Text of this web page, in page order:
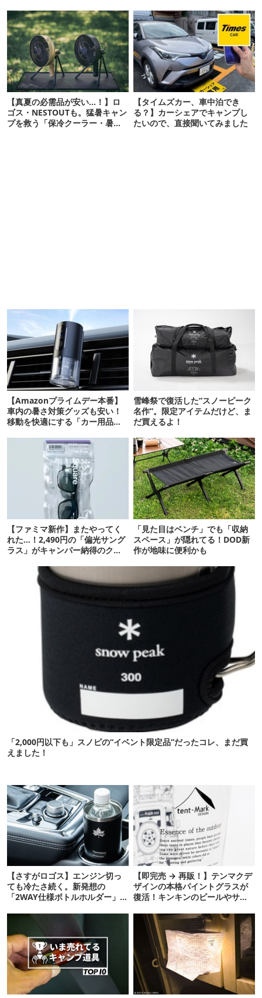
【真夏の必需品が安い…！】ロ
ゴス・NESTOUTも。猛暑キャン
プを救う「保冷クーラー・暑さ
【タイムズカー、車中泊でき
る？】カーシェアでキャンプし
たいので、直接聞いてみました
【Amazonプライムデー本番】
車内の暑さ対策グッズも安い！
移動を快適にする「カー用品」
雪峰祭で復活した“スノーピーク
名作”。限定アイテムだけど、ま
だ買えるよ！
【ファミマ新作】またやってく
れた…！2,490円の「偏光サング
ラス」がキャンパー納得のクオ
「見た目はベンチ」でも「収納
スペース」が隠れてる！DOD新
作が地味に便利かも
「2,000円以下も」スノピの“イベント限定品”だったコレ、まだ買
えました！
【さすがロゴス】エンジン切っ
ても冷たさ続く。新発想の
「2WAY仕様ボトルホルダー」が
【即完売 → 再販！】テンマクデ
ザインの本格パイントグラスが
復活！キンキンのビールやサワ